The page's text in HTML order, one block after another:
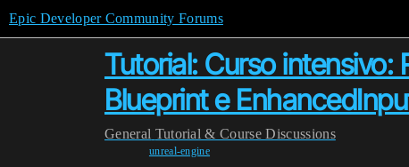
Epic Developer Community Forums
Tutorial: Curso
Blueprint e
General Tutorial & Course Discussions
unreal-engine